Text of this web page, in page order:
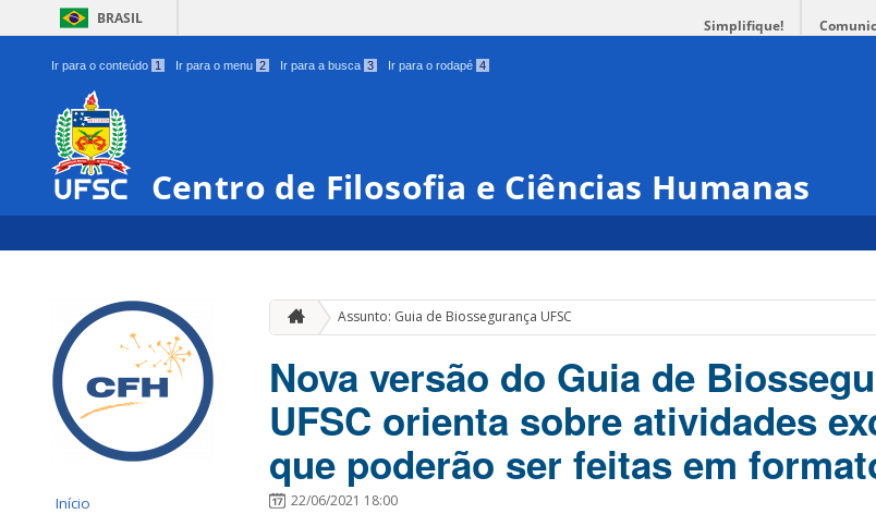
BRASIL Simplifique!
Ir para o conteúdo 1 Ir para o menu 2 Ir para a busca 3 Ir para o rodapé 4
Centro de Filosofia e Ciências Humanas
Início
Assunto: Guia de Biossegurança UFSC
Nova versão do Guia de
UFSC orienta sobre atividades
que poderão ser feitas em
22/06/2021 18:00